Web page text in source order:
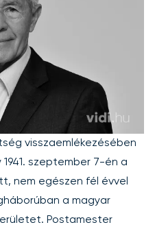
visszaemlékezésében
szeptember 7-én a
nem egészen fél évvel
a magyar
Postamester